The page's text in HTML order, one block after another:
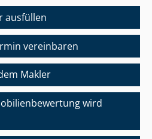
ausfüllen
vereinbaren
Makler
wird